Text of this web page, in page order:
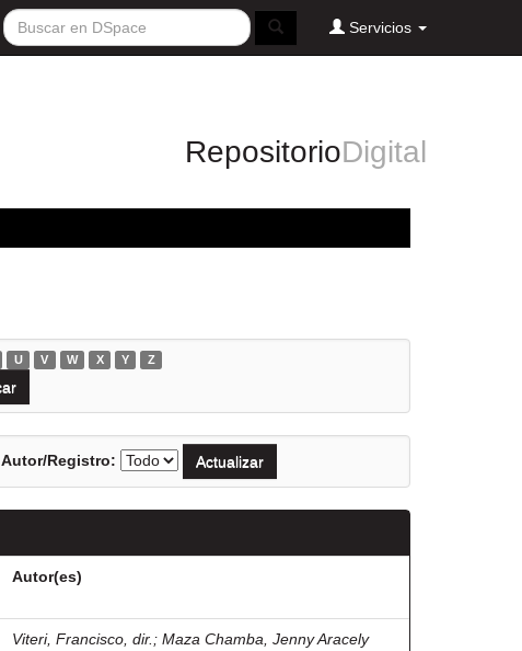
Servicios
RepositorioDigital
U V W X Y Z
Autor/Registro:
Autor(es)
Viteri, Francisco, dir. ; Maza Chamba, Jenny Aracely